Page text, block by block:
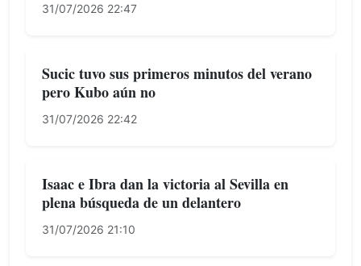
31/07/2026 22:47
Sucic tuvo sus primeros minutos del verano
pero Kubo aún no
31/07/2026 22:42
Isaac e Ibra dan la victoria al Sevilla en
plena búsqueda de un delantero
31/07/2026 21:10